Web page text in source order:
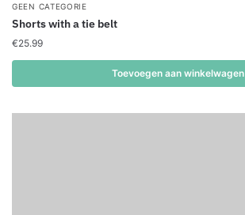
GEEN CATEGORIE
Shorts with a tie belt
€25.99
Toevoegen aan winkelwagen